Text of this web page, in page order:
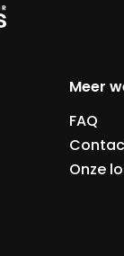
Meer
FAQ
Onze